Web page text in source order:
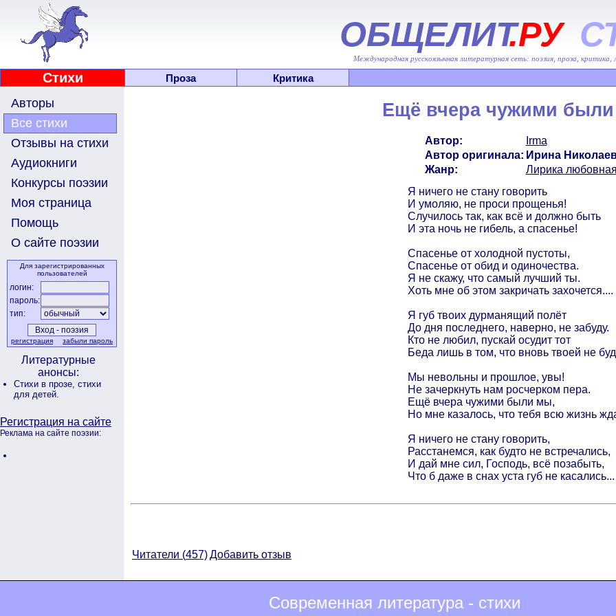
ОБЩЕЛИТ.РУ
Международная русскоязычная литературная сеть: поэзия, проза, критика,
Стихи Проза Критика
Авторы
Все стихи
Отзывы на стихи
Аудиокниги
Конкурсы поэзии
Моя страница
Помощь
О сайте поэзии
Для зарегистрированных
пользователей
логин:
пароль:
тип:
регистрация забыли пароль
Литературные
анонсы:
Стихи в прозе, стихи
для детей.
Регистрация на сайте
Реклама на сайте поэзии:
Ещё вчера чужими
Автор:
Irma
Автор оригинала: Ирина
Жанр:
Лирика любовная
Я ничего не стану говорить
И умоляю, не проси прощенья!
Случилось так, как всё и должно быть
И эта ночь не гибель, а спасенье!
Спасенье от холодной пустоты,
Спасенье от обид и одиночества.
Я не скажу, что самый лучший ты.
Хоть мне об этом закричать захочется....
Я губ твоих дурманящий полёт
До дня последнего, наверно, не забуду.
Кто не любил, пускай осудит тот
Беда лишь в том, что вновь твоей не
Мы невольны и прошлое, увы!
Не зачеркнуть нам росчерком пера.
Ещё вчера чужими были мы,
Но мне казалось, что тебя всю жизнь
Я ничего не стану говорить,
Расстанемся, как будто не встречались,
И дай мне сил, Господь, всё позабыть,
Что б даже в снах уста губ не касались...
Читатели (457)Добавить отзыв
Современная литература - стихи